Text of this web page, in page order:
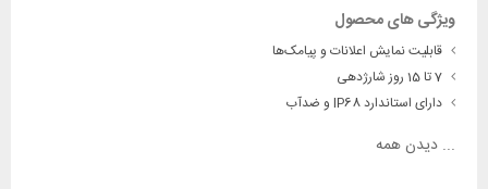
ویژگی های محصول
قابلیت نمایش اعلانات و پیامک‌ها
دارای استاندارد IP68 و ضدآب
... دیدن همه